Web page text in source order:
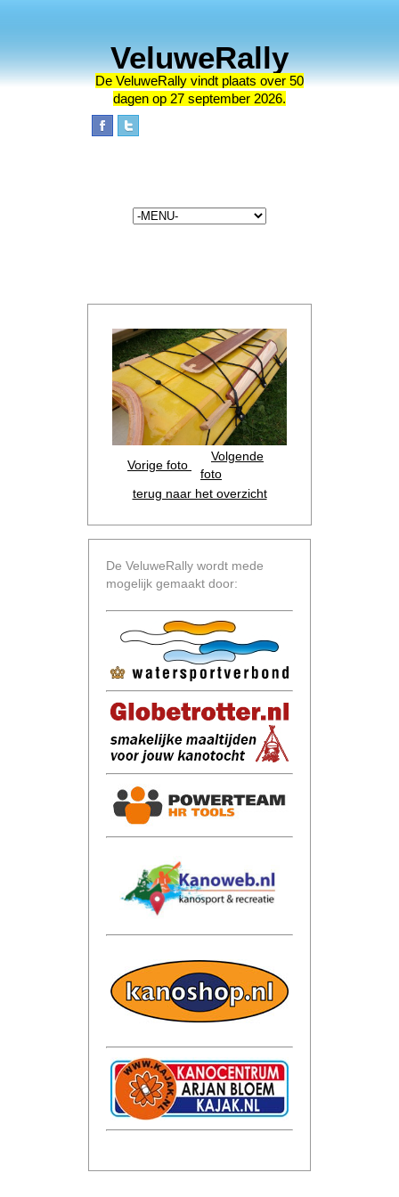
VeluweRally
De VeluweRally vindt plaats over 50
dagen op 27 september 2026.
Vorige foto
Volgende
foto
terug naar het overzicht
De VeluweRally wordt mede
mogelijk gemaakt door: